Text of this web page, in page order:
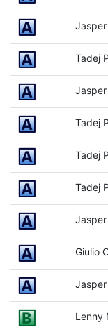
Tadej
Tadej
Tadej
Tadej
Giulio
Lenny